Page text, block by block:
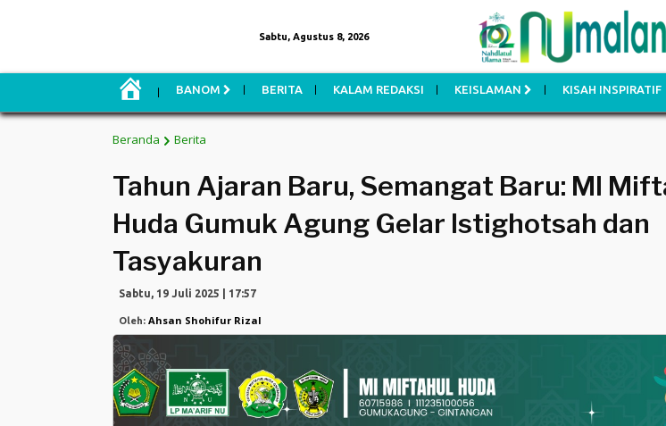
Sabtu, Agustus 8, 2026
M
BANOM BERITA KALAM REDAKSI KEISLAMAN KISAH INSPIRATIF
Beranda Berita
Tahun Ajaran Baru, Semangat Baru: MI
Huda Gumuk Agung Gelar Istighotsah dan
Tasyakuran
Sabtu, 19 Juli 2025 | 17:57
Oleh: Ahsan Shohifur Rizal